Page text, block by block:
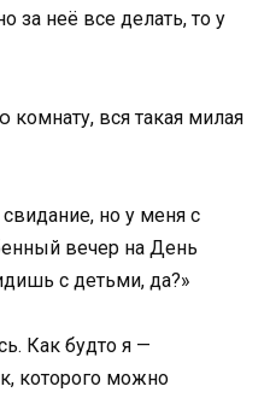
за неё все делать, то у
вся такая милая
но у меня с
вечер на День
с детьми, да?»
Как будто я —
которого можно